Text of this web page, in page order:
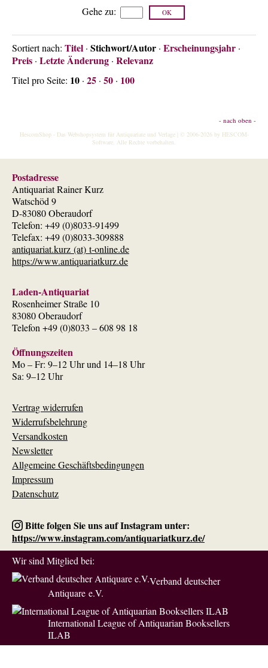
Gehe zu:
Sortiert nach: Titel · Stichwort/Autor · Erscheinungsjahr ·
Preis · Letzte Änderung · Relevanz
Titel pro Seite: 10 · 25 · 50 · 100
- nach oben -
HescomShop- Das Webshopsystem für Antiquariate und Verlage | © 2006-2026 by HESCOM-
Software. Alle Rechte vorbehalten.
Postadresse
Antiquariat Rainer Kurz
Watschöd 9
D-83080 Oberaudorf
Telefon: +49 (0)8033-91499
Telefax: +49 (0)8033-309888
antiquariat.kurz (at) t-online.de
https://www.antiquariatkurz.de
Laden-Antiquariat
Rosenheimer Straße 10
83080 Oberaudorf
Telefon +49 (0)8033 – 608 98 18
Öffnungszeiten
Mo – Fr: 9–12 Uhr und 14–18 Uhr
Sa: 9–12 Uhr
Vertrag widerrufen
Widerrufsbelehrung
Versandkosten
Newsletter
Allgemeine Geschäftsbedingungen
Impressum
Datenschutz
Bitte folgen Sie uns auf Instagram unter:
https://www.instagram.com/antiquariatkurz.de/
Wir sind Mitglied bei:
Verband deutscher
Antiquare e.V.
International League of Antiquarian Booksellers
ILAB